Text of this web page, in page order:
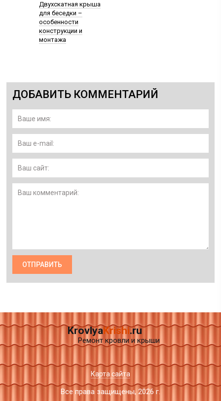
Двухскатная крыша
для беседки –
особенности
конструкции и
монтажа
ДОБАВИТЬ КОММЕНТАРИЙ
KrovlyaKrishi.ru
Ремонт кровли и крыши
Карта сайта
Все права защищены, 2026 г.